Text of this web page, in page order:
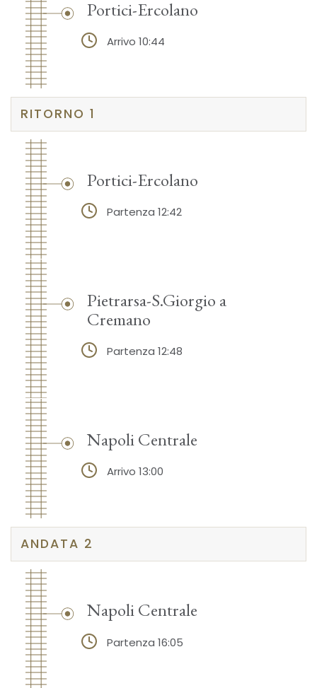
Portici-Ercolano
Arrivo 10:44
RITORNO 1
Portici-Ercolano
Partenza 12:42
Pietrarsa-S.Giorgio a
Cremano
Partenza 12:48
Napoli Centrale
Arrivo 13:00
ANDATA 2
Napoli Centrale
Partenza 16:05